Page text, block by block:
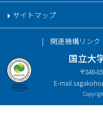
サイトマップ
国立大
〒840-
E-mail.
関連機構リンク